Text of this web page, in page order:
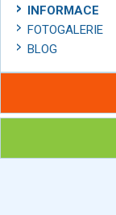
INFORMACE
FOTOGALERIE
BLOG
Hubněte s
Chcete poradit s